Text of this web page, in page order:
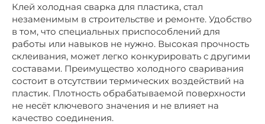
Клей холодная сварка для пластика, стал
незаменимым в строительстве и ремонте. Удобство
в том, что специальных приспособлений для
работы или навыков не нужно. Высокая прочность
склеивания, может легко конкурировать с другими
составами. Преимущество холодного сваривания
состоит в отсутствии термических воздействий на
пластик. Плотность обрабатываемой поверхности
не несёт ключевого значения и не влияет на
качество соединения.